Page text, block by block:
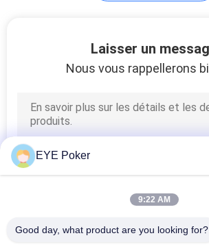
Laisser un
Nous vous rappellerons
EYE Poker
9:22 AM
Good day, what product are you looking for?